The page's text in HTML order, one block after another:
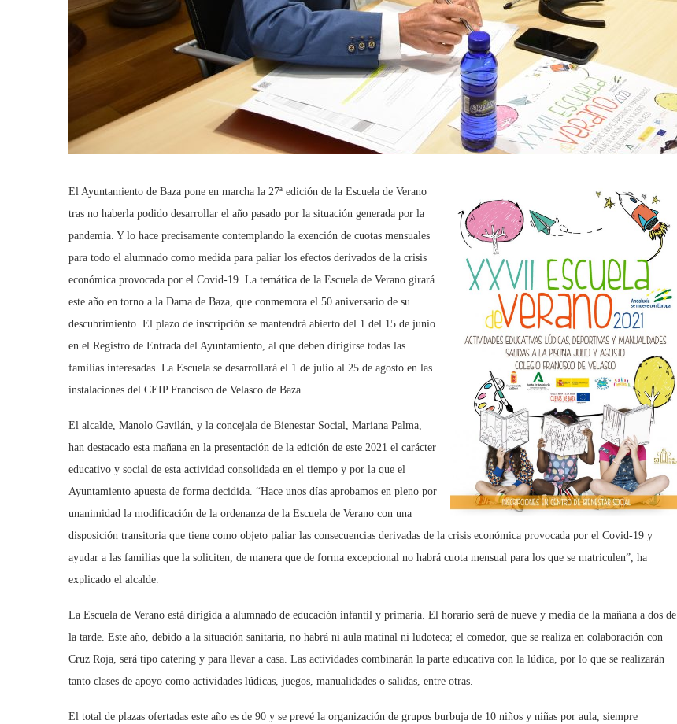
El Ayuntamiento de Baza pone en marcha la 27ª edición de la Escuela de Verano
tras no haberla podido desarrollar el año pasado por la situación generada por la
pandemia. Y lo hace precisamente contemplando la exención de cuotas mensuales
para todo el alumnado como medida para paliar los efectos derivados de la crisis
económica provocada por el Covid-19. La temática de la Escuela de Verano girará
este año en torno a la Dama de Baza, que conmemora el 50 aniversario de su
descubrimiento. El plazo de inscripción se mantendrá abierto del 1 del 15 de junio
en el Registro de Entrada del Ayuntamiento, al que deben dirigirse todas las
familias interesadas. La Escuela se desarrollará el 1 de julio al 25 de agosto en las
instalaciones del CEIP Francisco de Velasco de Baza.
El alcalde, Manolo Gavilán, y la concejala de Bienestar Social, Mariana Palma,
han destacado esta mañana en la presentación de la edición de este 2021 el carácter
educativo y social de esta actividad consolidada en el tiempo y por la que el
Ayuntamiento apuesta de forma decidida. “Hace unos días aprobamos en pleno por
unanimidad la modificación de la ordenanza de la Escuela de Verano con una
disposición transitoria que tiene como objeto paliar las consecuencias derivadas de la crisis económica provocada por el Covid-19 y
ayudar a las familias que la soliciten, de manera que de forma excepcional no habrá cuota mensual para los que se matriculen”, ha
explicado el alcalde.
La Escuela de Verano está dirigida a alumnado de educación infantil y primaria. El horario será de nueve y media de la mañana a dos de
la tarde. Este año, debido a la situación sanitaria, no habrá ni aula matinal ni ludoteca; el comedor, que se realiza en colaboración con
Cruz Roja, será tipo catering y para llevar a casa. Las actividades combinarán la parte educativa con la lúdica, por lo que se realizarán
tanto clases de apoyo como actividades lúdicas, juegos, manualidades o salidas, entre otras.
El total de plazas ofertadas este año es de 90 y se prevé la organización de grupos burbuja de 10 niños y niñas por aula, siempre